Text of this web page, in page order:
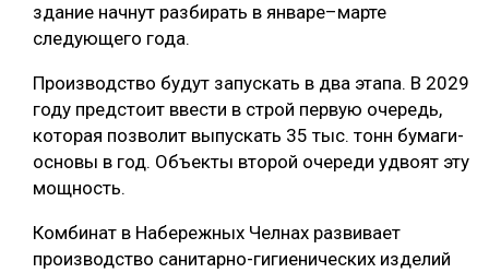
здание начнут разбирать в январе–марте
следующего года.
Производство будут запускать в два этапа. В 2029
году предстоит ввести в строй первую очередь,
которая позволит выпускать 35 тыс. тонн бумаги-
основы в год. Объекты второй очереди удвоят эту
мощность.
Комбинат в Набережных Челнах развивает
производство санитарно-гигиенических изделий